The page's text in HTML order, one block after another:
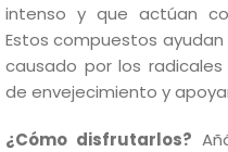
intenso y que actúan
Estos compuestos
causado por los
de envejecimiento y
¿Cómo disfrutarlos?